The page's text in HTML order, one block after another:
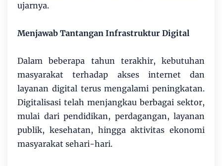
ujarnya.
Menjawab Tantangan Infrastruktur Digital
Dalam beberapa tahun terakhir, kebutuhan
masyarakat terhadap akses internet dan
layanan digital terus mengalami peningkatan.
Digitalisasi telah menjangkau berbagai sektor,
mulai dari pendidikan, perdagangan, layanan
publik, kesehatan, hingga aktivitas ekonomi
masyarakat sehari-hari.